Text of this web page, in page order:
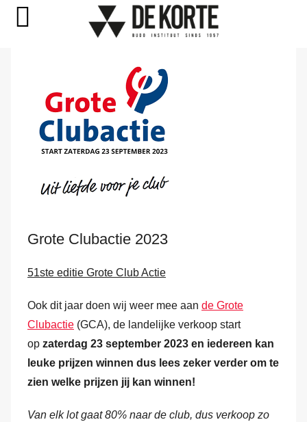
Grote Clubactie 2023
51ste editie Grote Club Actie
Ook dit jaar doen wij weer mee aan de Grote
Clubactie (GCA), de landelijke verkoop start
op zaterdag 23 september 2023 en iedereen kan
leuke prijzen winnen dus lees zeker verder om te
zien welke prijzen jij kan winnen!
Van elk lot gaat 80% naar de club, dus verkoop zo